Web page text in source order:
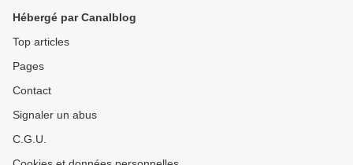
Hébergé par Canalblog
Top articles
Pages
Contact
Signaler un abus
C.G.U.